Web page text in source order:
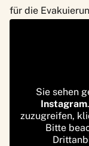
für die
Sie sehen
Instagram
zuzugreifen,
Bitte